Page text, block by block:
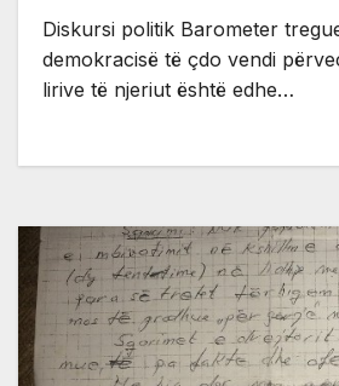
Diskursi politik Barometer
demokracisë të çdo vendi
lirive të njeriut është edhe…